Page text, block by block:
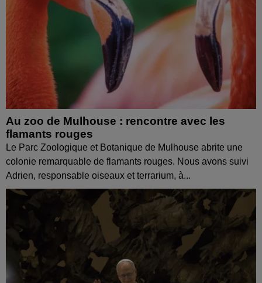
Au zoo de Mulhouse : rencontre avec les
flamants rouges
Le Parc Zoologique et Botanique de Mulhouse abrite une
colonie remarquable de flamants rouges. Nous avons suivi
Adrien, responsable oiseaux et terrarium, à...